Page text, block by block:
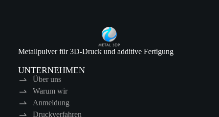
Metallpulver für 3D-Druck und additive Fertigung
UNTERNEHMEN
Über uns
Warum wir
Anmeldung
Druckverfahren